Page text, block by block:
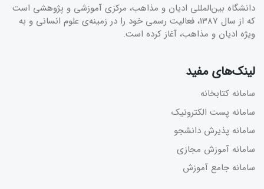
دانشگاه بین‌المللی ادیان و مذاهب، مرکزی آموزشی و پژوهشی است
که از سال 1387، فعالیت رسمی خود را در زمینه‌ی علوم انسانی و به
ویژه ادیان و مذاهب، آغاز کرده است.
لینک‌های مفید
سامانه کتابخانه
سامانه پست الکترونیک
سامانه پذیرش دانشجو
سامانه آموزش مجازی
سامانه جامع آموزش